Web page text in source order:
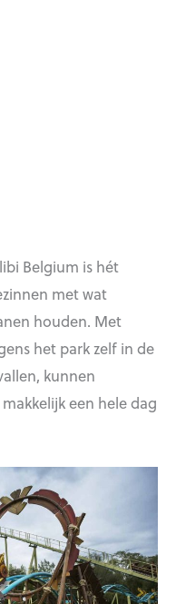
Belgium is hét
met wat
houden. Met
het park zelf in de
kunnen
een hele dag